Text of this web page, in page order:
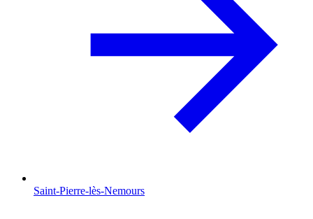
Saint-Pierre-lès-Nemours